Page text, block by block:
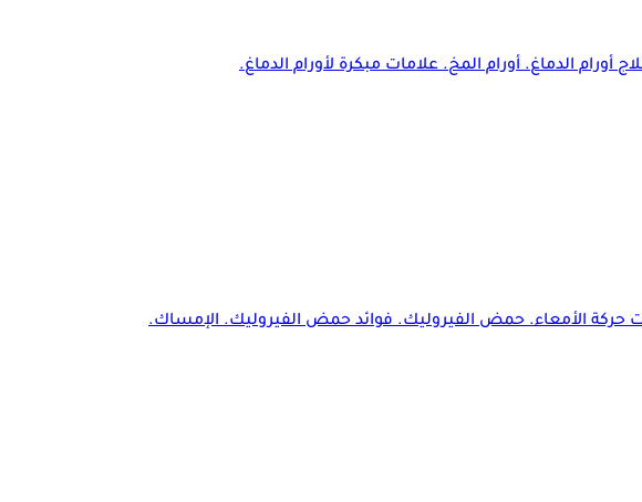
أورام الدماغ. أورام المخ. علامات مبكرة لأورام الدماغ.
حركة الأمعاء. حمض الفيروليك. فوائد حمض الفيروليك. الإمساك.